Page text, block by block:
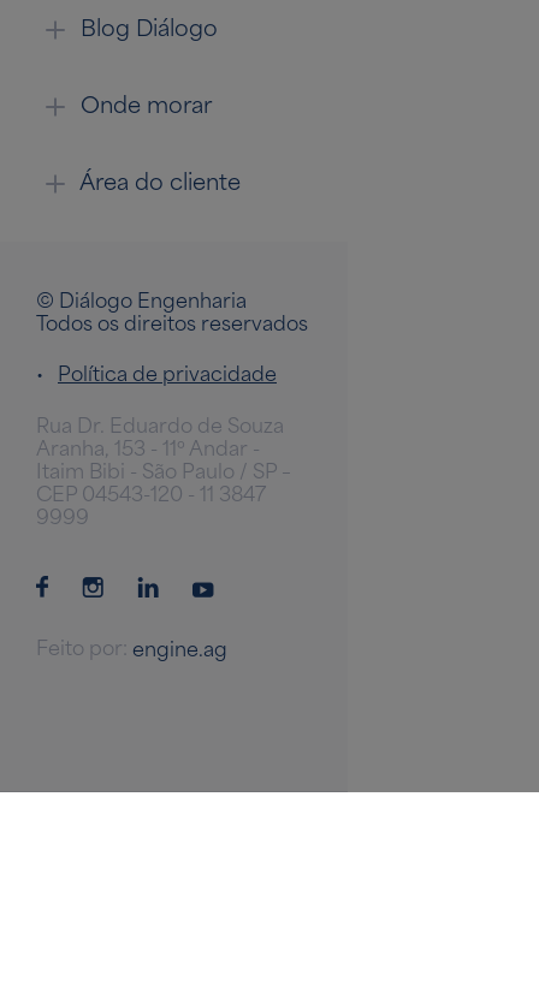
Blog Diálogo
Onde morar
Área do cliente
© Diálogo Engenharia
Todos os direitos reservados
• Política de privacidade
Rua Dr. Eduardo de Souza
Aranha, 153 - 11º Andar -
Itaim Bibi - São Paulo / SP –
CEP 04543-120 - 11 3847
9999
Feito por: engine.ag